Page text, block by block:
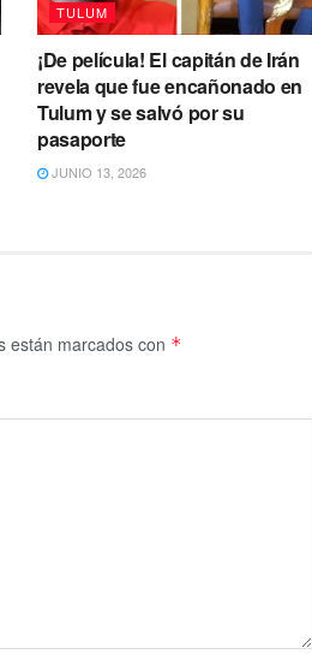
TULUM
¡De película! El capitán de Irán
revela que fue encañonado en
Tulum y se salvó por su
pasaporte
JUNIO 13, 2026
están marcados con *